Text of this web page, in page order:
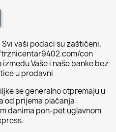
vaši podaci su zaštićeni.
trznicentar9402.com/con
Vaše i naše banke bez
u prodavni
se generalno otpremaju u
od prijema plaćanja
danima pon-pet uglavnom